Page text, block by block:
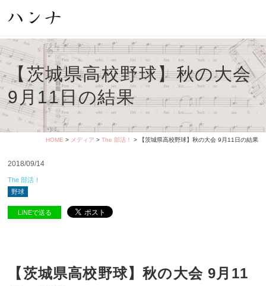
【茨城県高校野球】秋の大会
9月11日の結果
HOME > メディア > The 部活！ > 【茨城県高校野球】秋の大会 9月11日の結果
2018/09/14
The 部活！
野球
LINEで送る
【茨城県高校野球】秋の大会 9月11